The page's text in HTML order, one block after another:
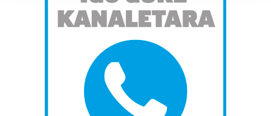
prozesatzen ditugu, zure IP zenbakia, besteak beste,
teknologia erabiliz, cookieak adibidez, iragarki eta eduki
pertsonalizatuak eskaintzeko, iragarkiak eta edukia
neurtzeko, jendeari buruzko informazioa biltzeko eta
produktuak garatzeko. Zure datuak nork eta zertarako
erabiltzen dituen hauta dezakezu.
Bazkide batzuek ez dizute baimenik eskatzen, eta beren